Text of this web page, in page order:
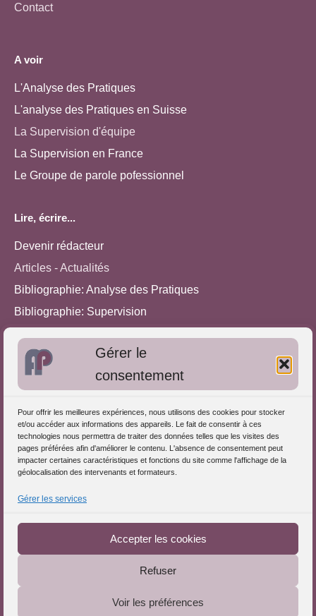
Gérer le
consentement
Pour offrir les meilleures expériences, nous utilisons des cookies pour stocker
et/ou accéder aux informations des appareils. Le fait de consentir à ces
technologies nous permettra de traiter des données telles que les visites des
pages préférées afin d'améliorer le contenu. L'absence de consentement peut
impacter certaines caractéristiques et fonctions du site comme l'affichage de la
géolocalisation des intervenants et formateurs.
Gérer les services
Accepter les cookies
Refuser
Voir les préférences
Contact
A voir
L'Analyse des Pratiques
L'analyse des Pratiques en Suisse
La Supervision d'équipe
La Supervision en France
Le Groupe de parole pofessionnel
Lire, écrire...
Devenir rédacteur
Articles - Actualités
Bibliographie: Analyse des Pratiques
Bibliographie: Supervision
Approches de l'Analyse des pratiques
S'inscrire dans l'Annuaire
Publiez vos formations
Charte déontologique
Le Portail de l'Analyse des Pratiques © 2025 - Tous droits
Téléchargez le Guide